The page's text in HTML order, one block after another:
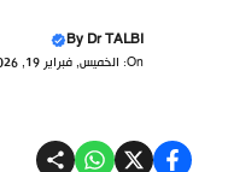
ByDr TALBI
On: الخميس, فبراير 19, 2026 11:37 مساءً